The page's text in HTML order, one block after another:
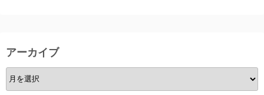
アーカイブ
ア
ー